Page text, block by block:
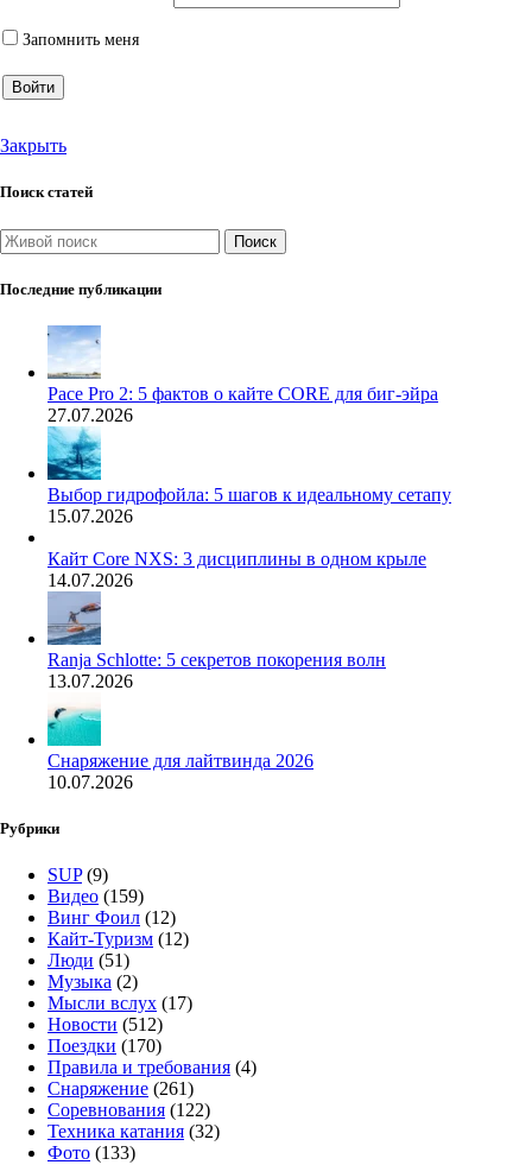
Запомнить меня
Войти
Закрыть
Поиск статей
Поиск
Последние публикации
Pace Pro 2: 5 фактов о кайте CORE для биг-эйра
27.07.2026
Выбор гидрофойла: 5 шагов к идеальному сетапу
15.07.2026
Кайт Core NXS: 3 дисциплины в одном крыле
14.07.2026
Ranja Schlotte: 5 секретов покорения волн
13.07.2026
Снаряжение для лайтвинда 2026
10.07.2026
Рубрики
SUP(9)
Видео (159)
Винг Фоил (12)
Кайт-Туризм (12)
Люди (51)
Музыка (2)
Мысли вслух (17)
Новости (512)
Поездки (170)
Правила и требования (4)
Снаряжение (261)
Соревнования (122)
Техника катания (32)
Фото (133)